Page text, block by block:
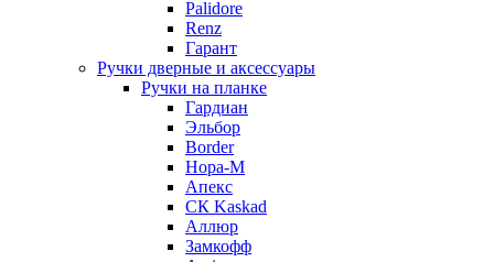
Palidore
Renz
Гарант
Ручки дверные и аксессуары
Ручки на планке
Гардиан
Эльбор
Border
Нора-М
Апекс
CК Kaskad
Аллюр
Замкофф